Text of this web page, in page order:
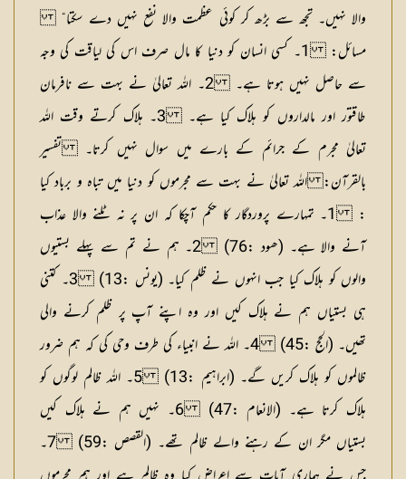
والا نہیں۔ تجھ سے بڑھ کر کوئی عظمت والا نفع نہیں دے سکتا“
مسائل:
1۔ کسی انسان کو دنیا کا مال صرف اس کی لیاقت کی وجہ
سے حاصل نہیں ہوتا ہے۔ 2۔ اللہ تعالیٰ نے بہت سے نافرمان
طاقتور اور مالداروں کو ہلاک کیا ہے۔ 3۔ ہلاک کرتے وقت اللہ
تعالیٰ مجرم کے جرائم کے بارے میں سوال نہیں کرتا۔تفسیر
بالقرآن:
اللہ تعالیٰ نے بہت سے مجرموں کو دنیا میں تباہ و برباد کیا
: 1۔ تمہارے پروردگار کا حکم آچکا کہ ان پر نہ ٹلنے والا عذاب
آنے والا ہے۔ (ھود :76) 2۔ ہم نے تم سے پہلے بستیوں
والوں کو ہلاک کیا جب انہوں نے ظلم کیا۔ (یونس :13) 3۔ کتنی
ہی بستیاں ہم نے ہلاک کیں اور وہ اپنے آپ پر ظلم کرنے والی
تھیں۔ (الحج :45) 4۔ اللہ نے انبیاء کی طرف وحی کی کہ ہم ضرور
ظالموں کو ہلاک کریں گے۔ (ابراہیم :13) 5۔ اللہ ظالم لوگوں کو
ہلاک کرتا ہے۔ (الانعام :47) 6۔ نہیں ہم نے ہلاک کیں
بستیاں مگر ان کے رہنے والے ظالم تھے۔ (القصص :59) 7۔